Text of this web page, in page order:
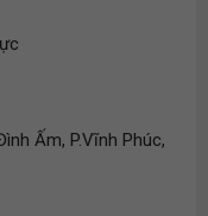
Ấm, P.Vĩnh Phúc,